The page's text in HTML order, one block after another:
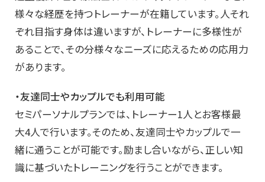
様々な経歴を持つトレーナーが在籍しています。人それ
ぞれ目指す身体は違いますが、トレーナーに多様性が
あることで、その分様々なニーズに応えるための応用力
があります。
・友達同士やカップルでも利用可能
セミパーソナルプランでは、トレーナー1人とお客様最
大4人で行います。そのため、友達同士やカップルで一
緒に通うことが可能です。励まし合いながら、正しい知
識に基づいたトレーニングを行うことができます。